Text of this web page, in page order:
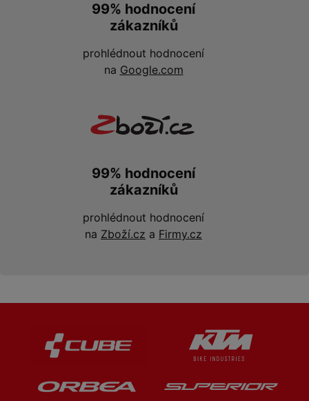
99% hodnocení
zákazníků
prohlédnout hodnocení
na Google.com
99% hodnocení
zákazníků
prohlédnout hodnocení
na Zboží.cz a Firmy.cz